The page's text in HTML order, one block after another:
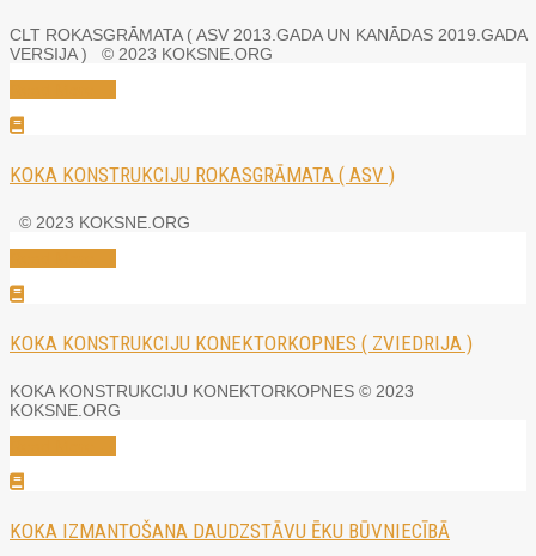
CLT ROKASGRĀMATA ( ASV 2013.GADA UN KANĀDAS 2019.GADA
VERSIJA ) © 2023 KOKSNE.ORG
KOKA KONSTRUKCIJU ROKASGRĀMATA ( ASV )
© 2023 KOKSNE.ORG
KOKA KONSTRUKCIJU KONEKTORKOPNES ( ZVIEDRIJA )
KOKA KONSTRUKCIJU KONEKTORKOPNES © 2023
KOKSNE.ORG
KOKA IZMANTOŠANA DAUDZSTĀVU ĒKU BŪVNIECĪBĀ